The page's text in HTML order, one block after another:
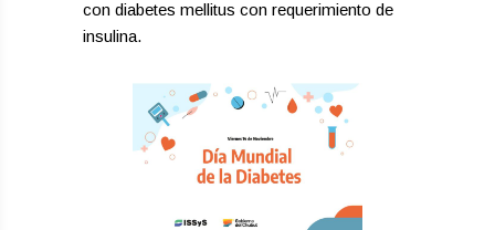
con diabetes mellitus con requerimiento de
insulina.